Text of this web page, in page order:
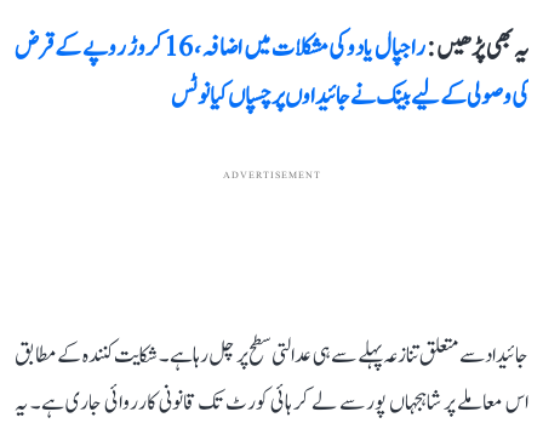
یہ بھی پڑھیں :
راجپال یادو کی مشکلات میں اضافہ، 16 کروڑ روپے کے قرض
کی وصولی کے لیے بینک نے جائیداوں پر چسپاں کیا نوٹس
ADVERTISEMENT
جائیداد سے متعلق تنازعہ پہلے سے ہی عدالتی سطح پر چل رہا ہے۔ شکایت کنندہ کے مطابق
اس معاملے پر شاہجہاں پور سے لے کر ہائی کورٹ تک قانونی کارروائی جاری ہے۔ یہ